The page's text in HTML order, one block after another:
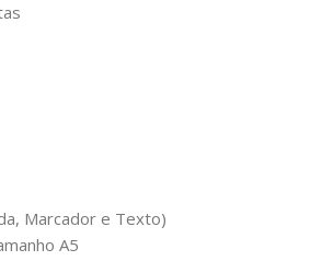
Marcador e Texto)
A5